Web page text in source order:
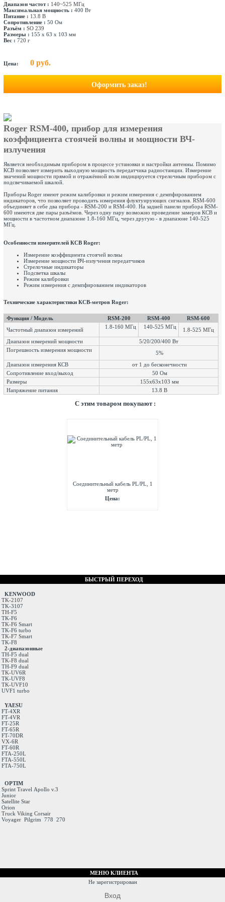
Диапазон частот : 140~525 МГц
Максимальная мощность : 400 Вт
Питание : 13.8 В
Сопротивление : 50 Ом
Разъём : SO 239
Размеры : 155 х 63 х 103 мм
Вес : 720 г
Цена: 0 руб.
Оформить заказ!
Roger RSM-400, прибор для измерения
коэффициента стоячей волны и мощности ВЧ-
излучения
Является необходимым прибором в процессе установки и настройки антенны. Помимо
КСВ позволяет измерить выходную мощность передатчика радиостанции. Измерение
значений мощности прямой и отражённой волн индицируется стрелочным прибором с
подсвечиваемой шкалой.
Приборы Roger имеют режим калибровки и режим измерения с демпфированием
индикаторов, что позволяет проводить измерения флуктуирующих сигналов. RSM-600
объединяет в себе два прибора - RSM-200 и RSM-400. На задней панели прибора RSM-
600 имеются две пары разъёмов. Через одну пару возможно проведение замеров КСВ и
мощности в частотном диапазоне 1.8-160 МГц, через другую - в диапазоне 140-525
МГц.
Особенности измерителей КСВ Roger:
Измерение коэффициента стоячей волны
Измерение мощности ВЧ-излучения передатчиков
Стрелочные индикаторы
Подсветка шкалы
Режим калибровки
Режим измерения с демпфированием индикаторов
Технические характеристики КСВ-метров Roger:
Функция / Модель RSM-200 RSM-400
RSM-600
Частотный диапазон измерений
1.8-160 МГц 140-525 МГц
1.8-525 МГц
Диапазон измерений мощности
5/20/200/400 Вт
Погрешность измерения мощности
5%
Диапазон измерения КСВ
от 1 до бесконечности
Сопротивление вход/выход
50 Ом
Размеры
155х63х103 мм
Напряжение питания
13.8 В
C этим товаром покупают :
Соединительный кабель PL/PL, 1
метр
Цена:
БЫСТРЫЙ ПЕРЕХОД
KENWOOD
TK-2107
TK-3107
TH-F5
TK-F6
TK-F6 Smart
TK-F6 turbo
TK-F7 Smart
TK-F8
2-диапазонные
TH-F5 dual
TK-F8 dual
TH-F9 dual
TK-UV6R
TK-UVF8
TK-UVF10
UVF1 turbo
YAESU
FT-4XR
FT-4VR
FT-25R
FT-65R
FT-70DR
VX-6R
FT-60R
FTA-250L
FTA-550L
FTA-750L
OPTIM
Sprint Travel Apollo v.3
Junior
Satellite Star
Orion
Truck Viking Corsair
Voyager Pilgrim 778 270
МЕНЮ КЛИЕНТА
Не зарегистрирован
Вход